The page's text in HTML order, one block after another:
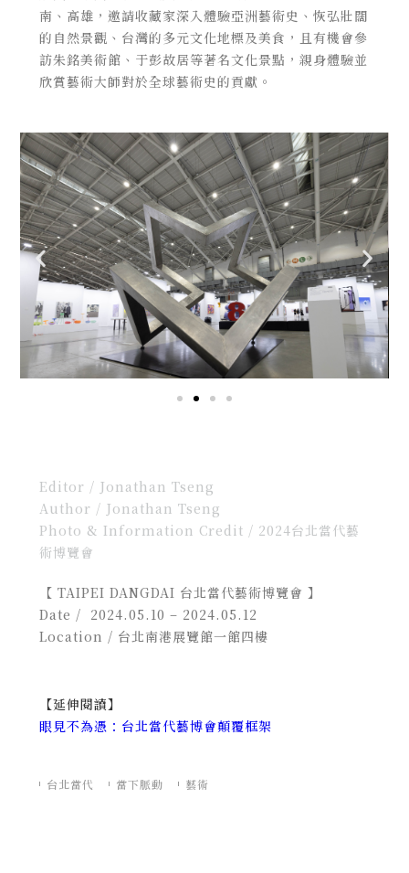
南、高雄，邀請收藏家深入體驗亞洲藝術史、恢弘壯闊
的自然景觀、台灣的多元文化地標及美食，且有機會參
訪朱銘美術館、于彭故居等著名文化景點，親身體驗並
欣賞藝術大師對於全球藝術史的貢獻。
Editor / Jonathan Tseng
Author / Jonathan Tseng
Photo & Information Credit / 2024台北當代藝
術博覽會
【 TAIPEI DANGDAI 台北當代藝術博覽會 】
Date / 2024.05.10 – 2024.05.12
Location / 台北南港展覽館一館四樓
【延伸閱讀】
眼見不為憑：台北當代藝博會顛覆框架
台北當代 當下脈動 藝術